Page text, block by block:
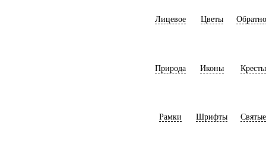
Лицевое Цветы
Природа Иконы Кресты
Рамки Шрифты Святые